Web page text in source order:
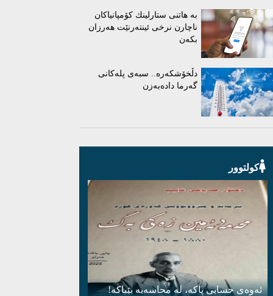
بە هاتنی ستارلینك كۆمپانیاكان
ناچارن نرخی ئینتەرنێت هەرزان
بكەن
دڵخۆشکەرە.. سبەی پلەکانی
گەرما دادەبەزن
کولتوور
ئەوەی حسابی پاکە، لە محاسەبە بێباکە!